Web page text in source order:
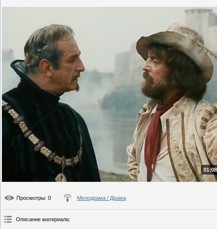
Просмотры: 0 Мелодрама / Драма
Описание материала: